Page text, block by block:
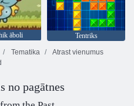
āboli
Tentriks
Tematika
Atrast vienumus
no pagātnes